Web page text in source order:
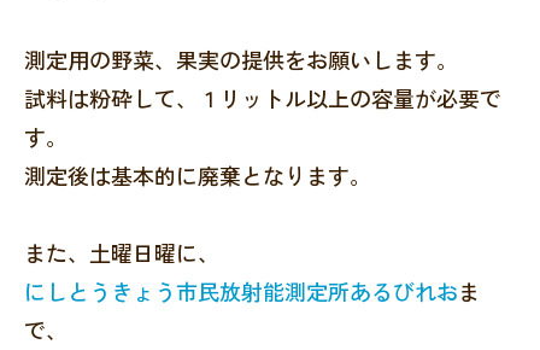
測定用の野菜、果実の提供をお願いします。
試料は粉砕して、１リットル以上の容量が必要で
す。
測定後は基本的に廃棄となります。
また、土曜日曜に、
にしとうきょう市民放射能測定所あるびれおま
で、